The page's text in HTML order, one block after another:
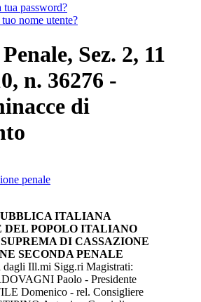
password?
nome utente?
Sez. 2, 11
n. 36276 -
di
penale
ITALIANA
DEL POPOLO ITALIANO
DI CASSAZIONE
SECONDA PENALE
dagli Ill.mi Sigg.ri Magistrati:
Paolo - Presidente
Domenico - rel. Consigliere